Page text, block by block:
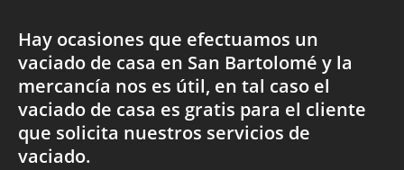
Hay ocasiones que efectuamos un
vaciado de casa en San Bartolomé y la
mercancía nos es útil, en tal caso el
vaciado de casa es gratis para el cliente
que solicita nuestros servicios de
vaciado.